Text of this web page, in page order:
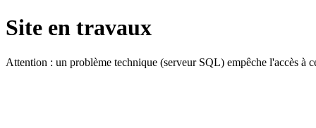
Site en travaux
Attention : un problème technique (serveur SQL) empêche l'accès à